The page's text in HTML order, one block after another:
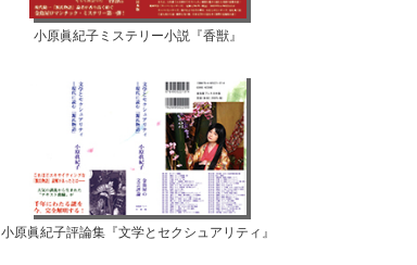
小原眞紀子ミステリー小説『香獣』
小原眞紀子評論集『文学とセクシュアリティ』